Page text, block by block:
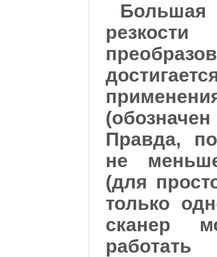
Правда,
не
(для
только
сканер
работать